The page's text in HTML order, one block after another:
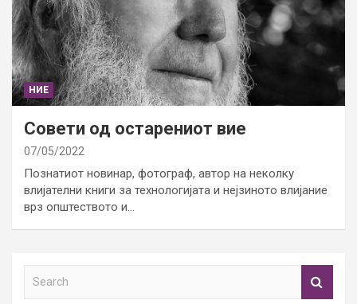
НИЕ
Совети од остарениот вие
07/05/2022
Познатиот новинар, фотограф, автор на неколку
влијателни книги за технологијата и нејзиното влијание
врз општеството и…